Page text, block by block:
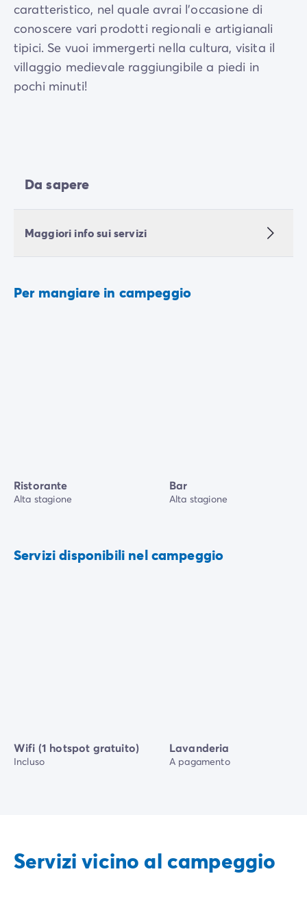
caratteristico, nel quale avrai l'occasione di
conoscere vari prodotti regionali e artigianali
tipici. Se vuoi immergerti nella cultura, visita il
villaggio medievale raggiungibile a piedi in
pochi minuti!
Da sapere
Maggiori info sui servizi
Per mangiare in campeggio
Ristorante
Alta stagione
Bar
Alta stagione
Servizi disponibili nel campeggio
Wifi (1 hotspot gratuito)
Incluso
Lavanderia
A pagamento
Servizi vicino al campeggio